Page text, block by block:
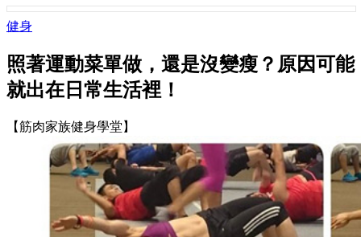
健身
照著運動菜單做，還是沒變瘦？原因可能
就出在日常生活裡！
【筋肉家族健身學堂】